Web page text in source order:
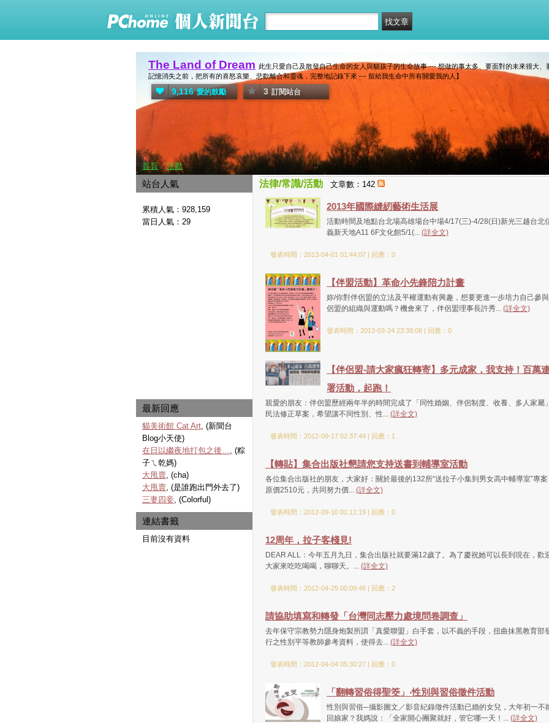
The Land of Dream 此生只愛自己及散發自己生命的女人與貓孩子的生命故事 --- 想做的事太多、要面對的未來很大
記憶消失之前，把所有的喜怒哀樂、悲歡離合和靈魂，完整地記錄下來 --- 留給我生命中所有關愛我的人】
9,116 愛的鼓勵 3 訂閱站台
首頁 活動
法律/常識/活動 文章數：142
2013年國際縫紉藝術生活展
活動時間及地點台北場高雄場台中場4/17(三)-4/28(日)新光三越台北
義新天地A11 6F文化館5/1(... (詳全文)
發表時間：2013-04-01 01:44:07 | 回應：0
【伴盟活動】革命小先鋒陪力計畫
妳/你對伴侶盟的立法及平權運動有興趣，想要更進一步培力自己參
侶盟的組織與運動嗎？機會來了，伴侶盟理事長許秀... (詳全文)
發表時間：2013-03-24 23:38:08 | 回應：0
【伴侶盟-請大家瘋狂轉寄】多元成家，我支持！百萬
署活動，起跑！
親愛的朋友：伴侶盟歷經兩年半的時間完成了「同性婚姻、伴侶制度、收養、多人家屬」
民法修正草案，希望讓不同性別、性... (詳全文)
發表時間：2012-09-17 02:37:44 | 回應：1
【轉貼】集合出版社懇請您支持送書到輔導室活動
各位集合出版社的朋友，大家好：關於最後的132所“送拉子小集到男女高中輔導室”專案
原價2510元，共同努力價... (詳全文)
發表時間：2012-09-10 01:11:19 | 回應：0
12周年，拉子客棧見!
DEAR ALL：今年五月九日，集合出版社就要滿12歲了。為了慶祝她可以長到現在，歡
大家來吃吃喝喝，聊聊天。... (詳全文)
發表時間：2012-04-25 00:09:46 | 回應：2
請協助填寫和轉發「台灣同志壓力處境問卷調查」
去年保守宗教勢力隱身炮製所謂「真愛聯盟」白手套，以不義的手段，扭曲抹黑教育部
行之性別平等教師參考資料，使得去... (詳全文)
發表時間：2012-04-04 05:30:27 | 回應：0
「翻轉習俗得聖筊」‧性別與習俗徵件活動
性別與習俗─攝影圖文／影音紀錄徵件活動已婚的女兒，大年初一不
回娘家？我媽說：「全家開心團聚就好，管它哪一天！... (詳全文)
站台人氣
累積人氣： 928,159
當日人氣： 29
最新回應
貓美術館 Cat Art, (新聞台
Blog小天使)
在日以繼夜地打包之後…, (粽
子ㄟ乾媽)
大甩賣, (cha)
大甩賣, (是誰跑出門外去了)
三妻四妾, (Colorful)
連結書籤
目前沒有資料